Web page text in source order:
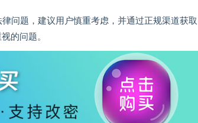
问题，建议用户慎重考虑，并通过正规渠道获取
的问题。